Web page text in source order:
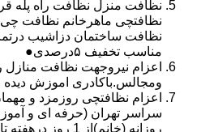
نظافت منزل نظافت راه پله
نظافتچی ماهرخانم نظافت
نظافت ساختمان دزاشیب
مناسب تخفیف ۵درصدی●
اعزام نیروجهت نظافت منازل
ومجالس.باکادری اموزش دیده
اعزام نظافتچی روزمزد و
سراسر تهران (حرفه ای و